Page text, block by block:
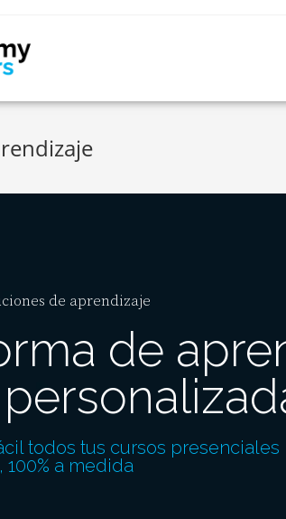
de aprendizaje
de
todos tus cursos presenciales
a medida